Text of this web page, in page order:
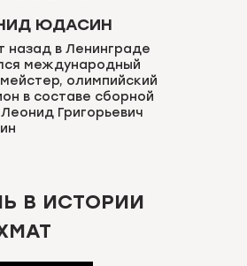
ЮДАСИН
назад в Ленинграде
международный
олимпийский
в составе сборной
Григорьевич
В ИСТОРИИ